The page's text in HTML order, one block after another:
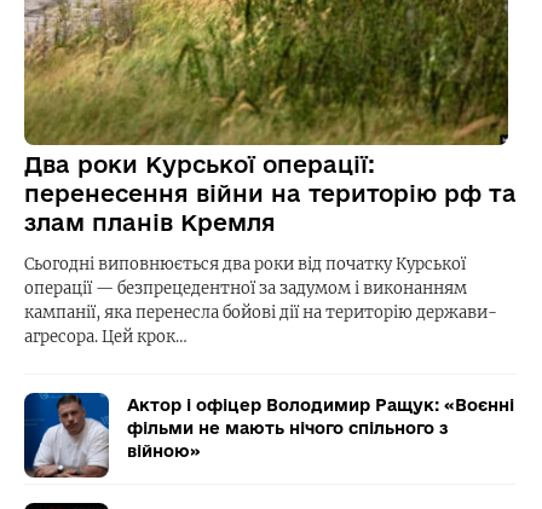
Два роки Курської операції:
перенесення війни на територію рф та
злам планів Кремля
Сьогодні виповнюється два роки від початку Курської
операції — безпрецедентної за задумом і виконанням
кампанії, яка перенесла бойові дії на територію держави-
агресора. Цей крок…
Актор і офіцер Володимир Ращук: «Воєнні
фільми не мають нічого спільного з
війною»